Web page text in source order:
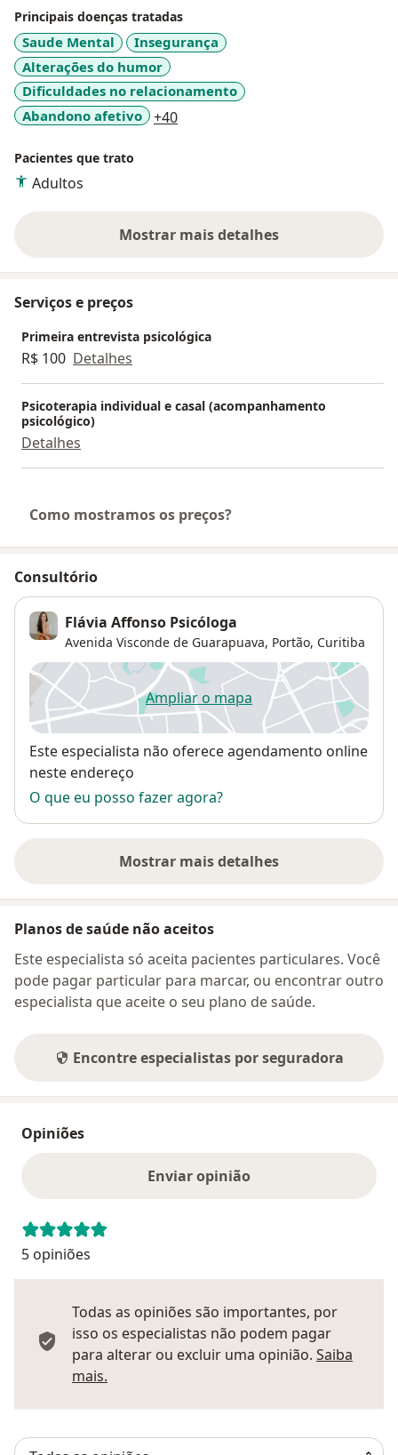
Principais doenças tratadas
Saude Mental
Insegurança
Alterações do humor
Dificuldades no relacionamento
Abandono afetivo
+40a11y_sr_more_diseases
Pacientes que trato
Adultos
Mostrar mais detalhes
sobre a experiência
Serviços e preços
Primeira entrevista psicológica
R$ 100 Detalhes
Psicoterapia individual e casal (acompanhamento
psicológico)
Detalhes
Como mostramos os preços?
Consultório
Flávia Affonso Psicóloga
Avenida Visconde de Guarapuava, Portão, Curitiba
Ampliar o mapaabre num novo separador
Disponibilidade
Este especialista não oferece agendamento online
neste endereço
O que eu posso fazer agora?
Mostrar mais detalhes
sobre o endereço
Planos de saúde não aceitos
Este especialista só aceita pacientes particulares. Você
pode pagar particular para marcar, ou encontrar outro
especialista que aceite o seu plano de saúde.
Encontre especialistas por seguradora
Opiniões
Enviar opinião
5 opiniões
Todas as opiniões são importantes, por
isso os especialistas não podem pagar
para alterar ou excluir uma opinião. Saiba
mais.